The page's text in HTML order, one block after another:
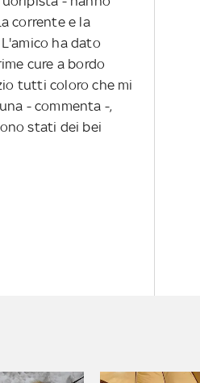
corrente e la
ha dato
cure a bordo
tutti coloro che mi
- commenta -,
stati dei bei